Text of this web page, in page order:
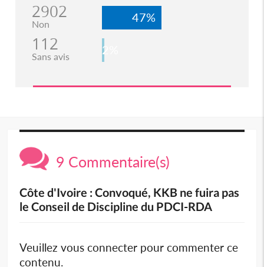
2902
Non 47%
112
Sans avis 2%
9 Commentaire(s)
Côte d'Ivoire : Convoqué, KKB ne fuira pas
le Conseil de Discipline du PDCI-RDA
Veuillez vous connecter pour commenter ce
contenu.